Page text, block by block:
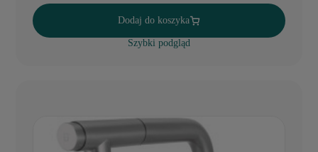
Dodaj do koszyka
Szybki podgląd